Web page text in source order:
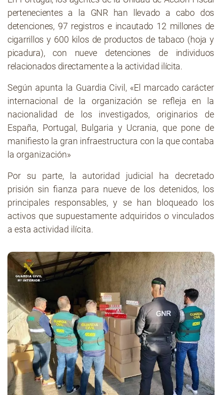
pertenecientes a la GNR han llevado a cabo dos
detenciones, 97 registros e incautado 12 millones de
cigarrillos y 600 kilos de productos de tabaco (hoja y
picadura), con nueve detenciones de individuos
relacionados directamente a la actividad ilícita.
Según apunta la Guardia Civil, «El marcado carácter
internacional de la organización se refleja en la
nacionalidad de los investigados, originarios de
España, Portugal, Bulgaria y Ucrania, que pone de
manifiesto la gran infraestructura con la que contaba
la organización»
Por su parte, la autoridad judicial ha decretado
prisión sin fianza para nueve de los detenidos, los
principales responsables, y se han bloqueado los
activos que supuestamente adquiridos o vinculados
a esta actividad ilícita.